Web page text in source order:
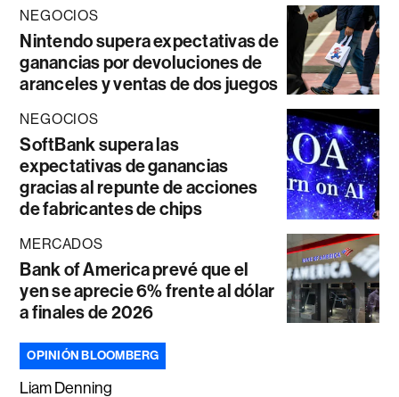
NEGOCIOS
Nintendo supera expectativas de
ganancias por devoluciones de
aranceles y ventas de dos juegos
NEGOCIOS
SoftBank supera las
expectativas de ganancias
gracias al repunte de acciones
de fabricantes de chips
MERCADOS
Bank of America prevé que el
yen se aprecie 6% frente al dólar
a finales de 2026
OPINIÓN BLOOMBERG
Liam Denning